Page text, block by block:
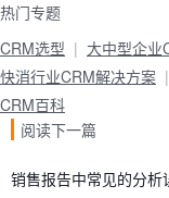
热门专题
CRM选型
大中型企业
快消行业CRM解决方案
CRM百科
阅读下一篇
销售报告中常见的分析